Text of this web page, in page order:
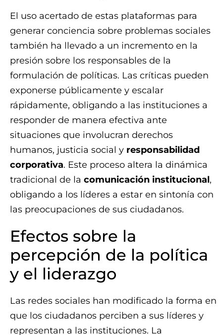
El uso acertado de estas plataformas para
generar conciencia sobre problemas sociales
también ha llevado a un incremento en la
presión sobre los responsables de la
formulación de políticas. Las críticas pueden
exponerse públicamente y escalar
rápidamente, obligando a las instituciones a
responder de manera efectiva ante
situaciones que involucran derechos
humanos, justicia social y responsabilidad
corporativa. Este proceso altera la dinámica
tradicional de la comunicación institucional,
obligando a los líderes a estar en sintonía con
las preocupaciones de sus ciudadanos.
Efectos sobre la
percepción de la política
y el liderazgo
Las redes sociales han modificado la forma en
que los ciudadanos perciben a sus líderes y
representan a las instituciones. La